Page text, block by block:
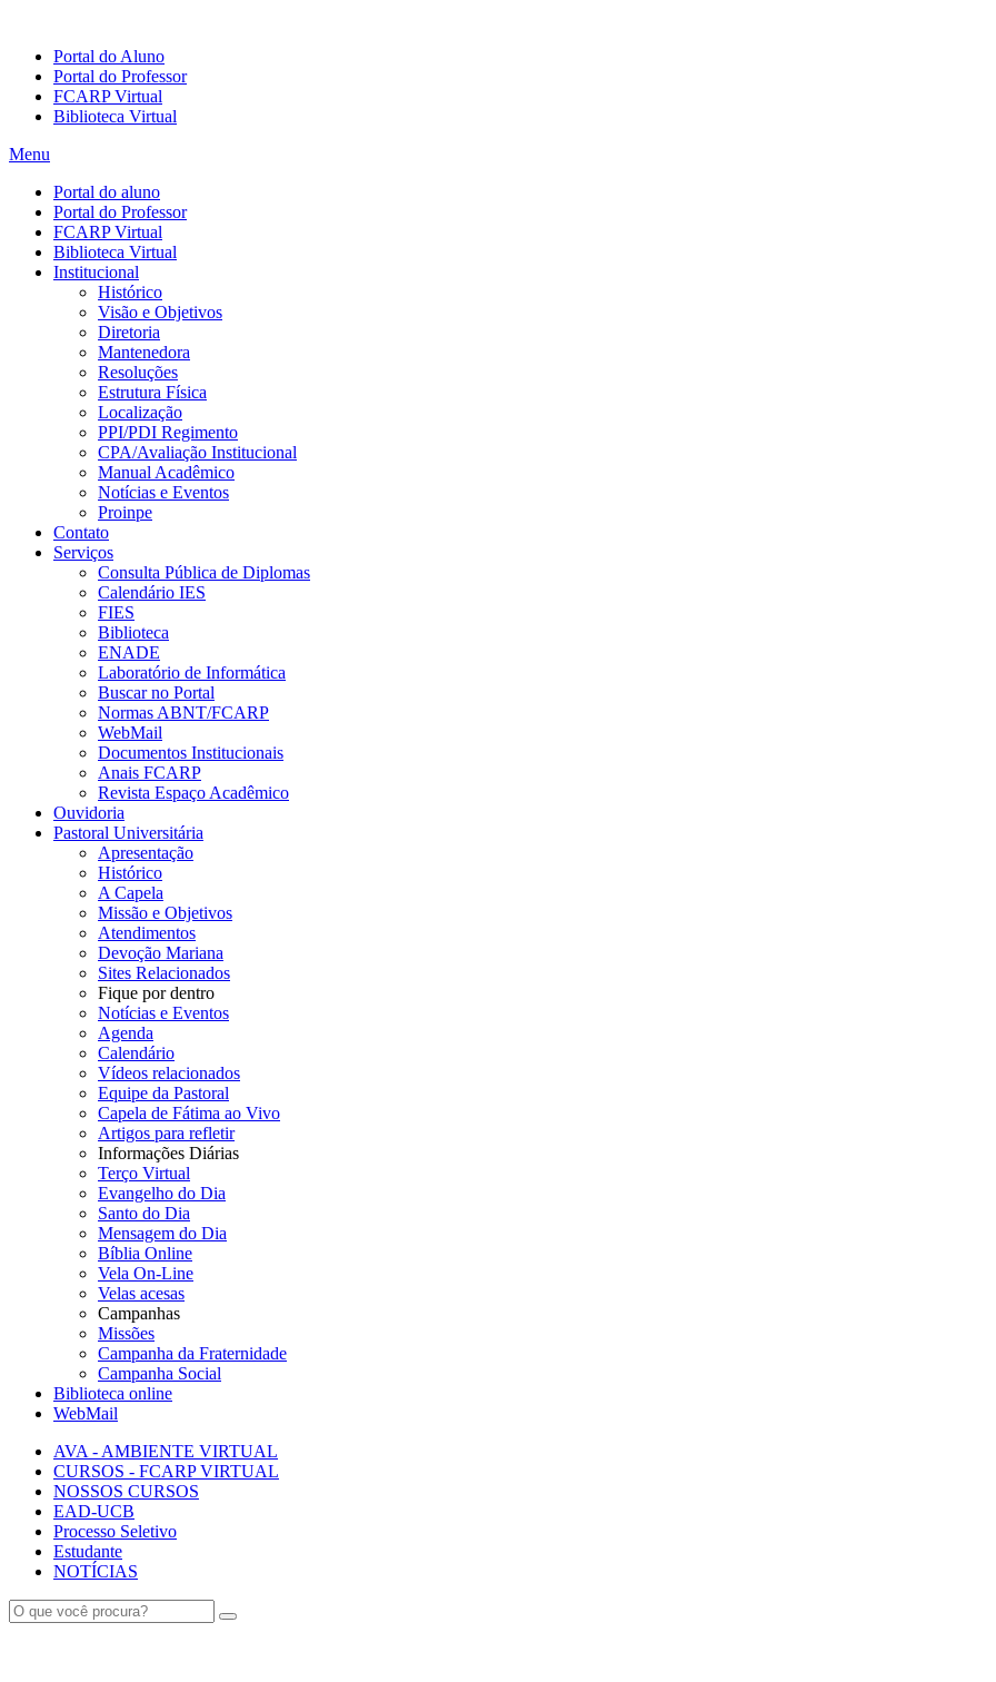
Portal do Aluno
Portal do Professor
FCARP Virtual
Biblioteca Virtual
Menu
Portal do aluno
Portal do Professor
FCARP Virtual
Biblioteca Virtual
Institucional
Histórico
Visão e Objetivos
Diretoria
Mantenedora
Resoluções
Estrutura Física
Localização
PPI/PDI Regimento
CPA/Avaliação Institucional
Manual Acadêmico
Notícias e Eventos
Proinpe
Contato
Serviços
Consulta Pública de Diplomas
Calendário IES
FIES
Biblioteca
ENADE
Laboratório de Informática
Buscar no Portal
Normas ABNT/FCARP
WebMail
Documentos Institucionais
Anais FCARP
Revista Espaço Acadêmico
Ouvidoria
Pastoral Universitária
Apresentação
Histórico
A Capela
Missão e Objetivos
Atendimentos
Devoção Mariana
Sites Relacionados
Fique por dentro
Notícias e Eventos
Agenda
Calendário
Vídeos relacionados
Equipe da Pastoral
Capela de Fátima ao Vivo
Artigos para refletir
Informações Diárias
Terço Virtual
Evangelho do Dia
Santo do Dia
Mensagem do Dia
Bíblia Online
Vela On-Line
Velas acesas
Campanhas
Missões
Campanha da Fraternidade
Campanha Social
Biblioteca online
WebMail
AVA - AMBIENTE VIRTUAL
CURSOS - FCARP VIRTUAL
NOSSOS CURSOS
EAD-UCB
Processo Seletivo
Estudante
NOTÍCIAS